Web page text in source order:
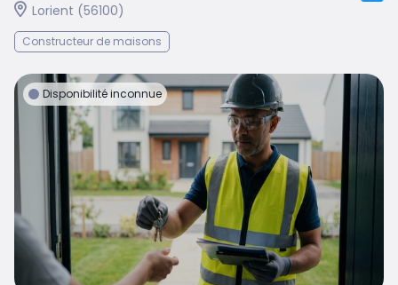
Lorient (56100)
Constructeur de maisons
Disponibilité inconnue